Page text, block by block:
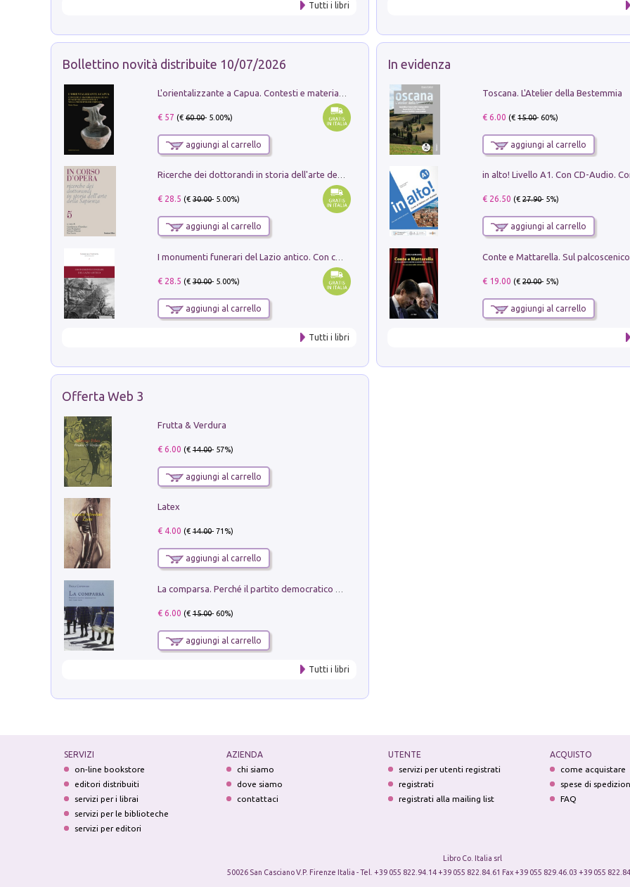
Tutti i libri
Bollettino novità distribuite 10/07/2026
€ 57 (€60.00- 5.00%)
aggiungi al carrello
Ricerche dei dottorandi in storia dell'arte della Sapienza
€ 28.5 (€30.00- 5.00%)
aggiungi al carrello
I monumenti funerari del Lazio antico. Con cartella con tavole
€ 28.5 (€30.00- 5.00%)
aggiungi al carrello
Tutti i libri
In evidenza
Toscana. L'Atelier della Bestemmia
€ 6.00 (€15.00- 60%)
aggiungi al carrello
€ 26.50 (€27.90- 5%)
aggiungi al carrello
€ 19.00 (€20.00- 5%)
aggiungi al carrello
Offerta Web 3
Frutta & Verdura
€ 6.00 (€14.00- 57%)
aggiungi al carrello
Latex
€ 4.00 (€14.00- 71%)
aggiungi al carrello
€ 6.00 (€15.00- 60%)
aggiungi al carrello
Tutti i libri
SERVIZI
on-line bookstore
editori distribuiti
servizi per i librai
servizi per le biblioteche
servizi per editori
AZIENDA
chi siamo
dove siamo
contattaci
UTENTE
servizi per utenti registrati
registrati
registrati alla mailing list
ACQUISTO
come acquistare
spese di
FAQ
Libro Co. Italia srl
50026 San Casciano V.P. Firenze Italia - Tel. +39 055 822.94.14 +39 055 822.84.61 Fax +39 055 829.46.03 +39 055